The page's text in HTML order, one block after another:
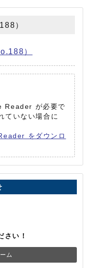
）
）
Reader が必要で
ていない場合に
をダウンロ
さい！
ム